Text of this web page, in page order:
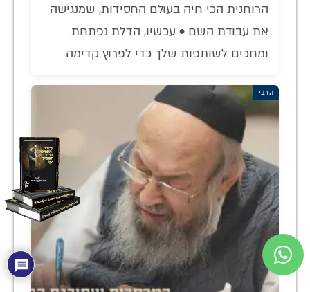
הרוחנית הכי חיה בעולם החסידות, שמנגישה
את עבודת השם • עכשיו, הדלת נפתחת
ומחכים לשותפות שלך כדי לפרוץ קדימה
הרבי